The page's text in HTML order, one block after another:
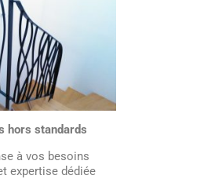
hors standards
à vos besoins
expertise dédiée